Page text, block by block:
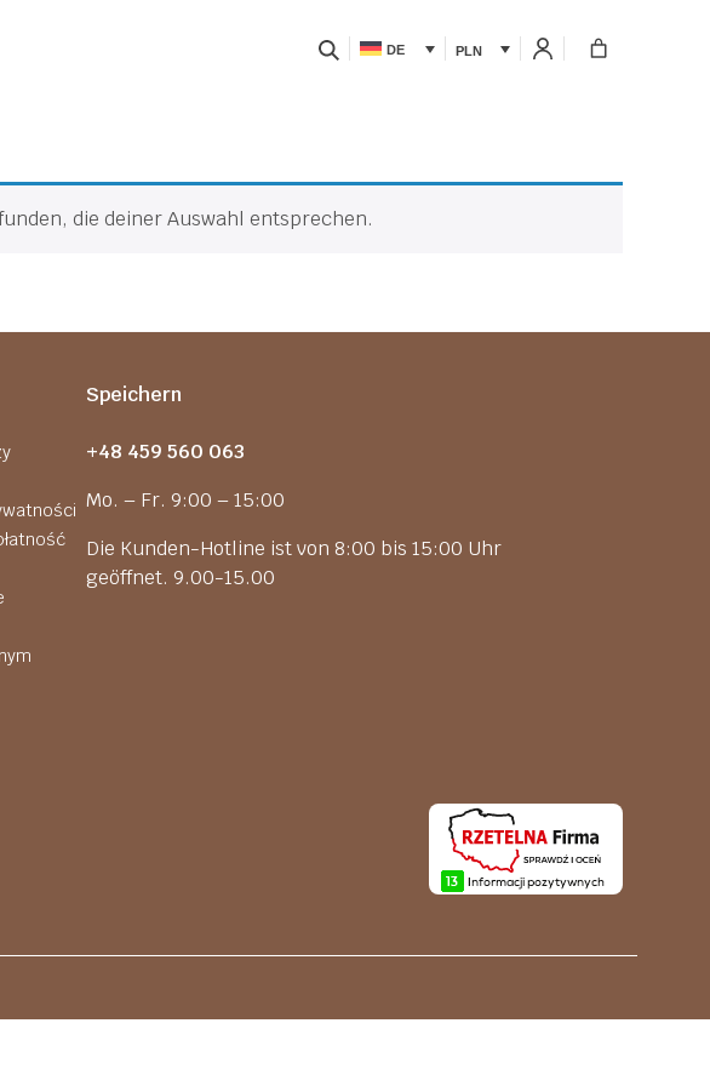
DE PLN
die deiner Auswahl entsprechen.
Speichern
+48 459 560 063
Mo. – Fr. 9:00 – 15:00
Die Kunden-Hotline ist von 8:00 bis 15:00 Uhr
geöffnet. 9.00-15.00